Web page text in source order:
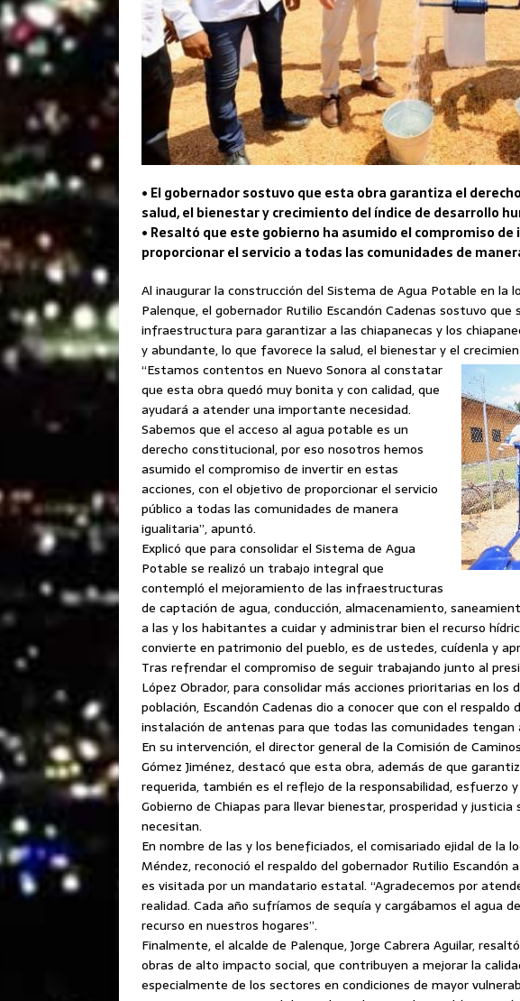
• El gobernador sostuvo que esta obra garantiza el
salud, el bienestar y crecimiento del índice de desarrollo
• Resaltó que este gobierno ha asumido el compromiso
proporcionar el servicio a todas las comunidades de
Al inaugurar la construcción del Sistema de Agua Potable en la
Palenque, el gobernador Rutilio Escandón Cadenas sostuvo
infraestructura para garantizar a las chiapanecas y los
y abundante, lo que favorece la salud, el bienestar y el
“Estamos contentos en Nuevo Sonora al constatar
que esta obra quedó muy bonita y con calidad, que
ayudará a atender una importante necesidad.
Sabemos que el acceso al agua potable es un
derecho constitucional, por eso nosotros hemos
asumido el compromiso de invertir en estas
acciones, con el objetivo de proporcionar el servicio
público a todas las comunidades de manera
igualitaria”, apuntó.
Explicó que para consolidar el Sistema de Agua
Potable se realizó un trabajo integral que
contempló el mejoramiento de las infraestructuras
de captación de agua, conducción, almacenamiento,
a las y los habitantes a cuidar y administrar bien el recurso
convierte en patrimonio del pueblo, es de ustedes, cuídenla y
Tras refrendar el compromiso de seguir trabajando junto al
López Obrador, para consolidar más acciones prioritarias en
población, Escandón Cadenas dio a conocer que con el respaldo
instalación de antenas para que todas las comunidades
En su intervención, el director general de la Comisión de
Gómez Jiménez, destacó que esta obra, además de que
requerida, también es el reflejo de la responsabilidad, esfuerzo
Gobierno de Chiapas para llevar bienestar, prosperidad y justicia
necesitan.
En nombre de las y los beneficiados, el comisariado ejidal de la
Méndez, reconoció el respaldo del gobernador Rutilio Escandón
es visitada por un mandatario estatal. “Agradecemos por
realidad. Cada año sufríamos de sequía y cargábamos el agua
recurso en nuestros hogares”.
Finalmente, el alcalde de Palenque, Jorge Cabrera Aguilar,
obras de alto impacto social, que contribuyen a mejorar la
especialmente de los sectores en condiciones de mayor